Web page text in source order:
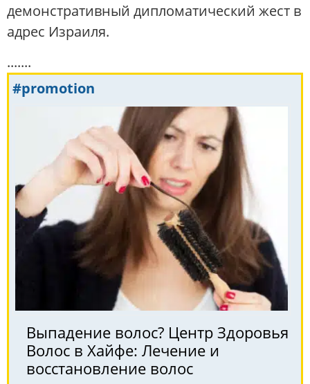
демонстративный дипломатический жест в
адрес Израиля.
.......
#promotion
Выпадение волос? Центр Здоровья
Волос в Хайфе: Лечение и
восстановление волос